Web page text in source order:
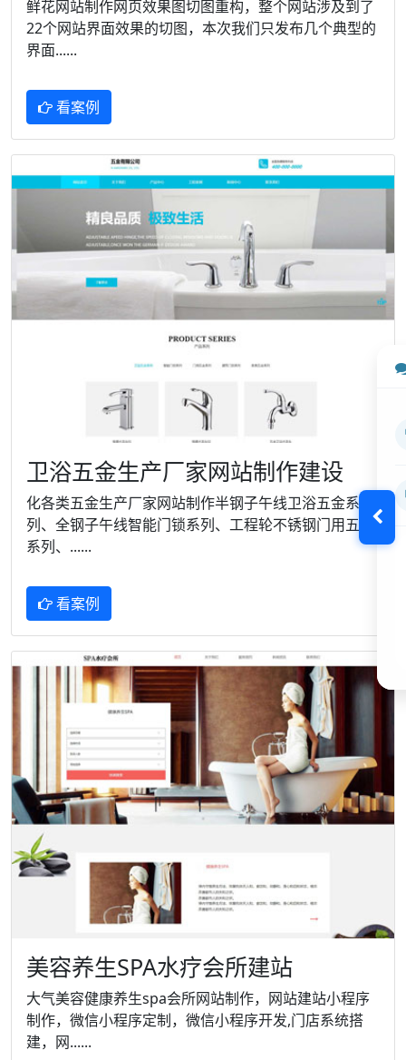
鲜花网站制作网页效果图切图重构，整个网站涉及到了
22个网站界面效果的切图，本次我们只发布几个典型的
界面......
看案例
​卫浴五金生产厂家网站制作建设
化各类五金生产厂家网站制作半钢子午线卫浴五金系
列、全钢子午线智能门锁系列、工程轮不锈钢门用五金
系列、......
看案例
美容养生SPA水疗会所建站
大气美容健康养生spa会所网站制作，网站建站小程序
制作，微信小程序定制，微信小程序开发,门店系统搭
建，网......